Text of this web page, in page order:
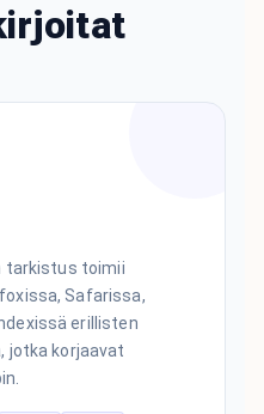
tarkistus toimii
Safarissa,
erillisten
jotka korjaavat